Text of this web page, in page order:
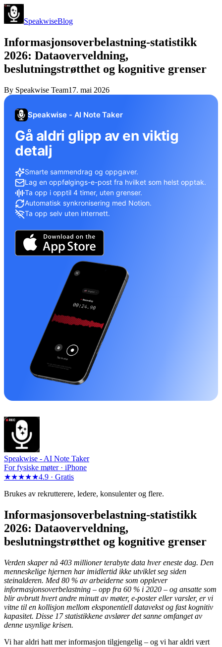
SpeakwiseBlog
Informasjonsoverbelastning-statistikk
2026: Dataoverveldning,
beslutningstrøtthet og kognitive grenser
By Speakwise Team17. mai 2026
Speakwise - AI Note Taker
Gå aldri glipp av en viktig
detalj
Smarte sammendrag og oppgaver.
Lag en oppfølgings-e-post fra hvilket som helst opptak.
Ta opp i opptil 4 timer, uten grenser.
Automatisk synkronisering med Notion.
Ta opp selv uten internett.
Speakwise - AI Note Taker
For fysiske møter · iPhone
★★★★★4.9 · Gratis
Brukes av rekrutterere, ledere, konsulenter og flere.
Informasjonsoverbelastning-statistikk
2026: Dataoverveldning,
beslutningstrøtthet og kognitive grenser
Verden skaper nå 403 millioner terabyte data hver eneste dag. Den
menneskelige hjernen har imidlertid ikke utviklet seg siden
steinalderen. Med 80 % av arbeiderne som opplever
informasjonsoverbelastning – opp fra 60 % i 2020 – og ansatte som
blir avbrutt hvert andre minutt av møter, e-poster eller varsler, er vi
vitne til en kollisjon mellom eksponentiell datavekst og fast kognitiv
kapasitet. Disse 17 statistikkene avslører det sanne omfanget av
denne usynlige krisen.
Vi har aldri hatt mer informasjon tilgjengelig – og vi har aldri vært